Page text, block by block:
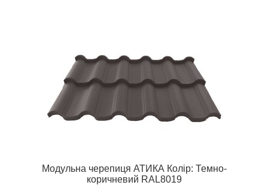
Модульна черепиця АТИКА Колір: Темно-
коричневий RAL8019